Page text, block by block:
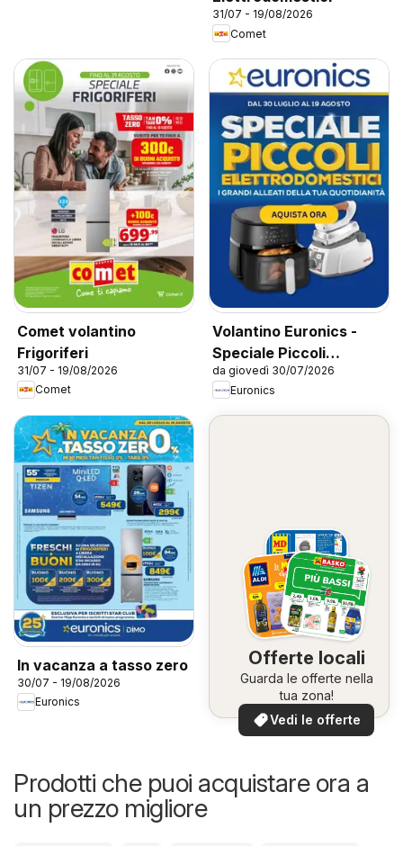
31/07 - 19/08/2026
Comet
Comet volantino
Frigoriferi
31/07 - 19/08/2026
Comet
Volantino Euronics -
Speciale Piccoli
Elettrodomestici
da giovedì 30/07/2026
Euronics
In vacanza a tasso zero
30/07 - 19/08/2026
Euronics
Offerte locali
Guarda le offerte nella
tua zona!
Vedi le offerte
Prodotti che puoi acquistare ora a
un prezzo migliore